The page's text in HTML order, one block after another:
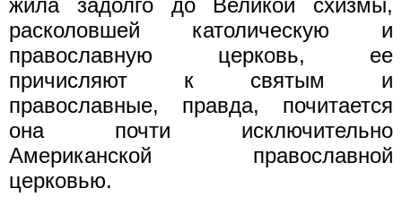
жила задолго до Великой схизмы,
расколовшей католическую и
православную церковь, ее
причисляют к святым и
православные, правда, почитается
она почти исключительно
Американской православной
церковью.